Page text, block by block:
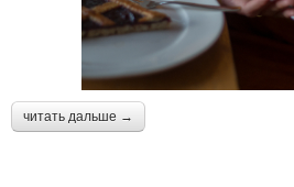
читать дальше →